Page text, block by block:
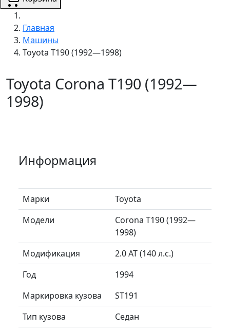
Главная
Машины
Toyota T190 (1992—1998)
Toyota Corona T190 (1992—
1998)
Информация
Марки
Toyota
Модели
Corona T190 (1992—
1998)
Модификация
2.0 AT (140 л.с.)
Год
1994
Маркировка кузова
ST191
Тип кузова
Седан